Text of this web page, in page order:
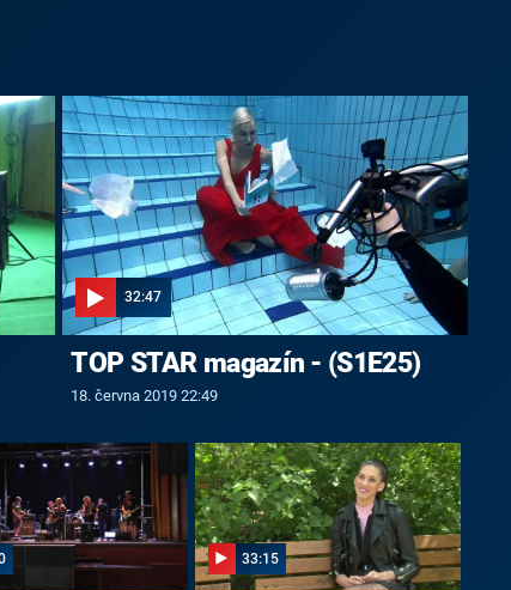
32:47
TOP STAR magazín - (S1E25)
18. června 2019 22:49
33:15